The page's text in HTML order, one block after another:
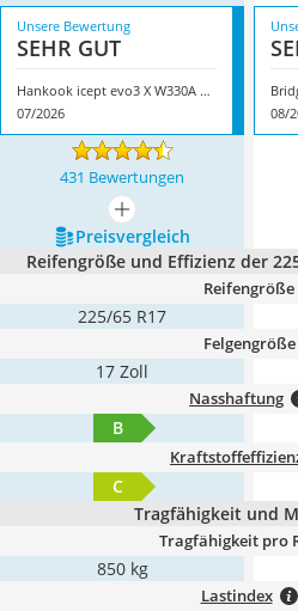
Unsere Bewertung
SEHR GUT
Hankook icept evo3 X W330A SUV
07/2026
08/
431 Bewertungen
mehr anzeigen
Preis­vergleich
Reifengröße und Effizienz der
Reifengröße
225/65 R17
Felgengröße
17 Zoll
Nasshaftung
B
C
Tragfähigkeit und
Tragfähigkeit pro
850 kg
Lastindex